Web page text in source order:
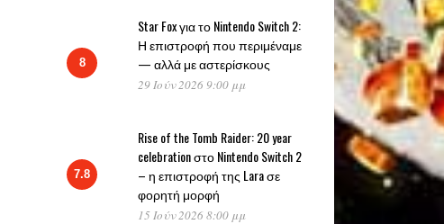
8
Star Fox για το Nintendo Switch 2:
Η επιστροφή που περιμέναμε
— αλλά με αστερίσκους
29 Ιούν 2026 9:00 μμ
7.8
Rise of the Tomb Raider: 20 year
celebration στο Nintendo Switch 2
– η επιστροφή της Lara σε
φορητή μορφή
15 Ιούν 2026 8:00 μμ